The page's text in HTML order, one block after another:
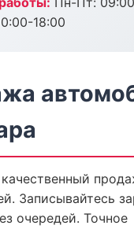
18:00
Записывайтесь
очередей. Точное